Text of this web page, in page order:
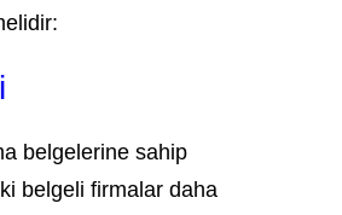
belgelerine sahip
belgeli firmalar daha